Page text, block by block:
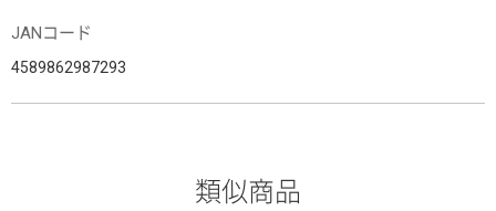
JANコード
4589862987293
類似商品